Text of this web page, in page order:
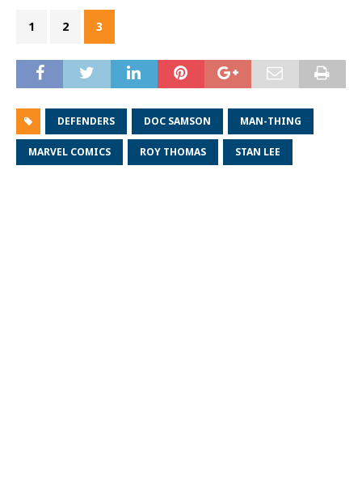
1 2 3
DEFENDERS DOC SAMSON MAN-THING
MARVEL COMICS ROY THOMAS STAN LEE